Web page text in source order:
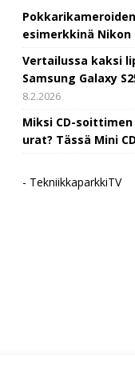
esimerkkinä Nikon
Vertailussa kaksi
Samsung Galaxy
8.2.2026
Miksi CD-
urat? Tässä Mini
- TekniikkaparkkiTV